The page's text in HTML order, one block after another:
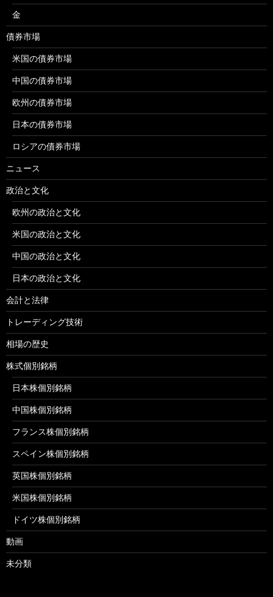
金
債券市場
米国の債券市場
中国の債券市場
欧州の債券市場
日本の債券市場
ロシアの債券市場
ニュース
政治と文化
欧州の政治と文化
米国の政治と文化
中国の政治と文化
日本の政治と文化
会計と法律
トレーディング技術
相場の歴史
株式個別銘柄
日本株個別銘柄
中国株個別銘柄
フランス株個別銘柄
スペイン株個別銘柄
英国株個別銘柄
米国株個別銘柄
ドイツ株個別銘柄
動画
未分類